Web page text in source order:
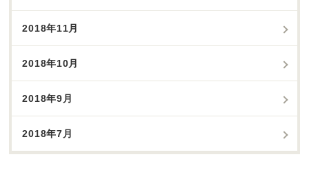
2018年11月
2018年10月
2018年9月
2018年7月